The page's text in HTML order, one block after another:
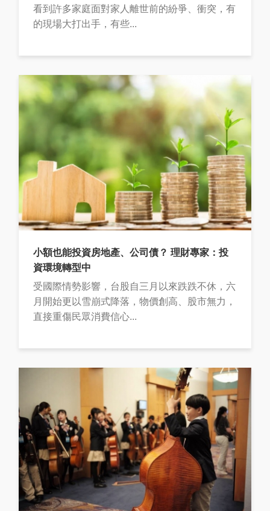
看到許多家庭面對家人離世前的紛爭、衝突，有
的現場大打出手，有些...
小額也能投資房地產、公司債？ 理財專家：投
資環境轉型中
受國際情勢影響，台股自三月以來跌跌不休，六
月開始更以雪崩式降落，物價創高、股市無力，
直接重傷民眾消費信心...